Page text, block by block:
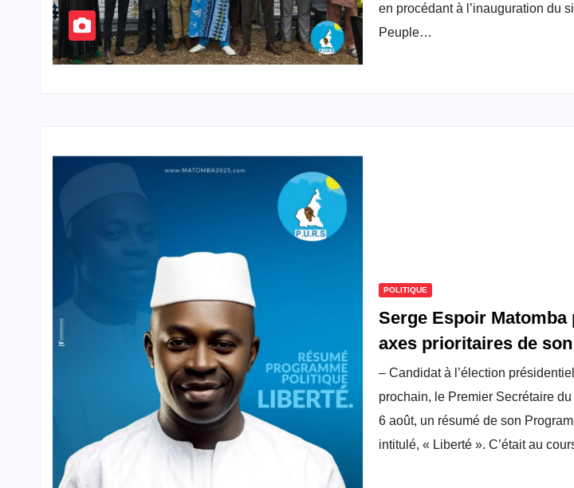
en procédant à l’inauguration du
Peuple…
POLITIQUE
Serge Espoir Matomba
axes prioritaires de son
politique
– Candidat à l’élection
prochain, le Premier Secrétaire
6 août, un résumé de son
intitulé, « Liberté ». C’était au